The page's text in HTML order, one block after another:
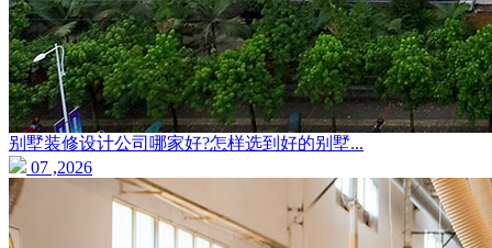
别墅装修设计公司哪家好?怎样选到好的别墅...
07 ,2026